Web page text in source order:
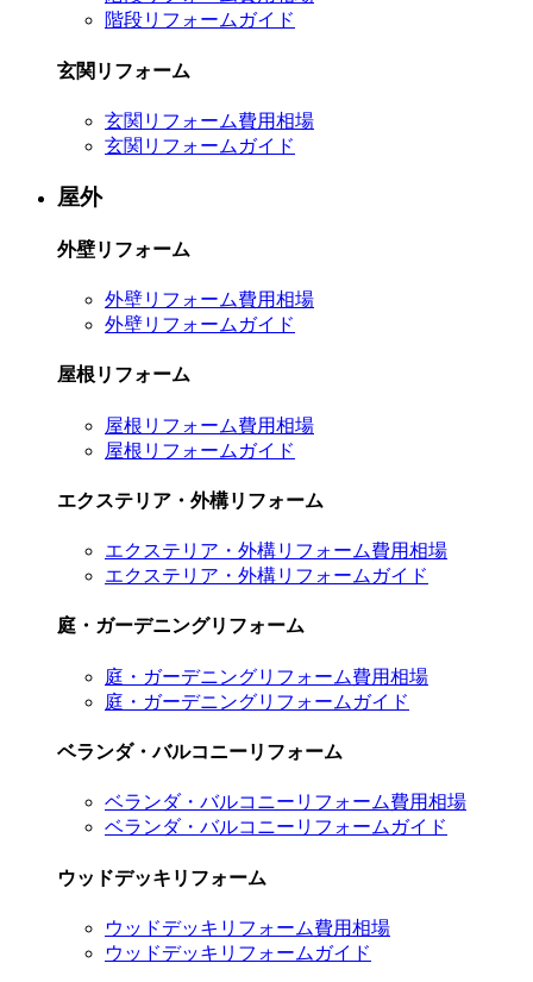
階段リフォームガイド
玄関リフォーム
玄関リフォーム費用相場
玄関リフォームガイド
屋外
外壁リフォーム
外壁リフォーム費用相場
外壁リフォームガイド
屋根リフォーム
屋根リフォーム費用相場
屋根リフォームガイド
エクステリア・外構リフォーム
エクステリア・外構リフォーム費用相場
エクステリア・外構リフォームガイド
庭・ガーデニングリフォーム
庭・ガーデニングリフォーム費用相場
庭・ガーデニングリフォームガイド
ベランダ・バルコニーリフォーム
ベランダ・バルコニーリフォーム費用相場
ベランダ・バルコニーリフォームガイド
ウッドデッキリフォーム
ウッドデッキリフォーム費用相場
ウッドデッキリフォームガイド